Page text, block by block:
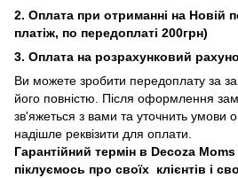
2. Оплата при отриманні на Новій
платіж, по передоплаті 200грн)
3. Оплата на розрахунковий
Ви можете зробити передоплату за
його повністю. Після оформлення
зв'яжеться з вами та уточнить умови
надішле реквізити для оплати.
Гарантійний термін в Decoza
піклуємось про своїх клієнтів і